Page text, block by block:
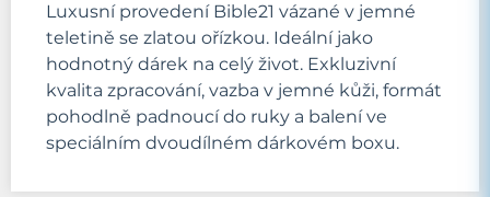
Luxusní provedení Bible21 vázané v jemné
teletině se zlatou ořízkou. Ideální jako
hodnotný dárek na celý život. Exkluzivní
kvalita zpracování, vazba v jemné kůži, formát
pohodlně padnoucí do ruky a balení ve
speciálním dvoudílném dárkovém boxu.